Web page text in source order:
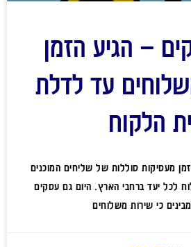
– הגיע הזמן
עד לדלת
הלקוח
מעסיקות סוללות של שליחים המוכנים
לכל יעד ברחבי הארץ. היום גם עסקים
כי שירות משלוחים